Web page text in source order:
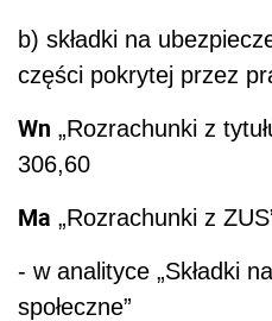
b) składki na
części pokrytej przez
Wn „Rozrachunki z
306,60
Ma „Rozrachunki z
- w analityce „Składki
społeczne”